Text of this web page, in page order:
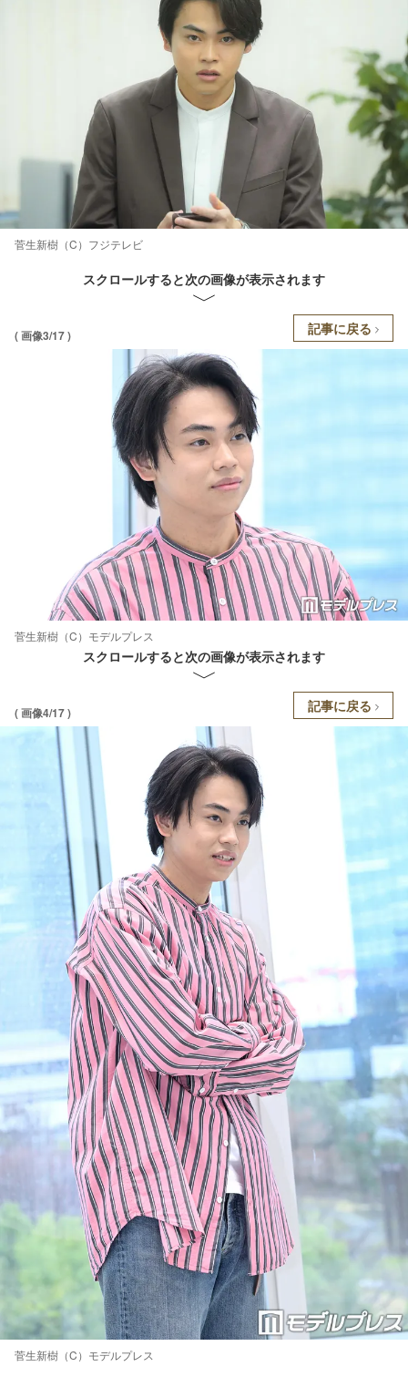
菅生新樹（C）フジテレビ
スクロールすると次の画像が表示されます
( 画像3/17 ) 記事に戻る
菅生新樹（C）モデルプレス
スクロールすると次の画像が表示されます
( 画像4/17 ) 記事に戻る
菅生新樹（C）モデルプレス